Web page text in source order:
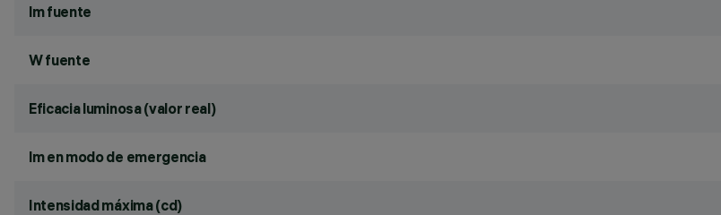
lm fuente
W fuente
Eficacia luminosa (valor real)
lm en modo de emergencia
Intensidad máxima (cd)